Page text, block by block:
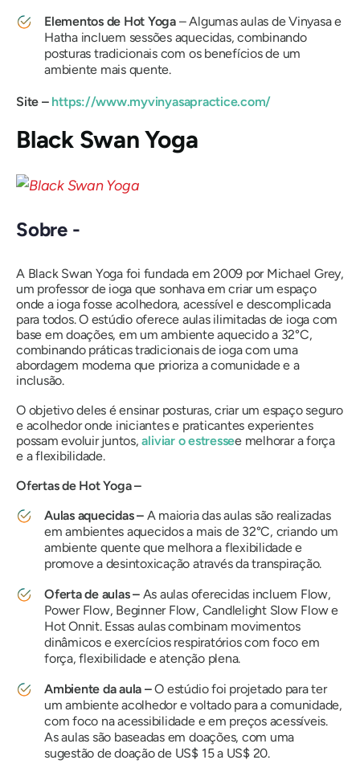
Elementos de Hot Yoga– Algumas aulas de Vinyasa e
Hatha incluem sessões aquecidas, combinando
posturas tradicionais com os benefícios de um
ambiente mais quente.
Site –https://www.myvinyasapractice.com/
Black Swan Yoga
Sobre -
A Black Swan Yoga foi fundada em 2009 por Michael Grey,
um professor de ioga que sonhava em criar um espaço
onde a ioga fosse acolhedora, acessível e descomplicada
para todos. O estúdio oferece aulas ilimitadas de ioga com
base em doações, em um ambiente aquecido a 32°C,
combinando práticas tradicionais de ioga com uma
abordagem moderna que prioriza a comunidade e a
inclusão.
O objetivo deles é ensinar posturas, criar um espaço seguro
e acolhedor onde iniciantes e praticantes experientes
possam evoluir juntos,aliviar o estressee melhorar a força
e a flexibilidade.
Ofertas de Hot Yoga –
Aulas aquecidas – A maioria das aulas são realizadas
em ambientes aquecidos a mais de 32°C, criando um
ambiente quente que melhora a flexibilidade e
promove a desintoxicação através da transpiração.
Oferta de aulas –As aulas oferecidas incluem Flow,
Power Flow, Beginner Flow, Candlelight Slow Flow e
Hot Onnit. Essas aulas combinam movimentos
dinâmicos e exercícios respiratórios com foco em
força, flexibilidade e atenção plena.
Ambiente da aula –O estúdio foi projetado para ter
um ambiente acolhedor e voltado para a comunidade,
com foco na acessibilidade e em preços acessíveis.
As aulas são baseadas em doações, com uma
sugestão de doação de US$ 15 a US$ 20.